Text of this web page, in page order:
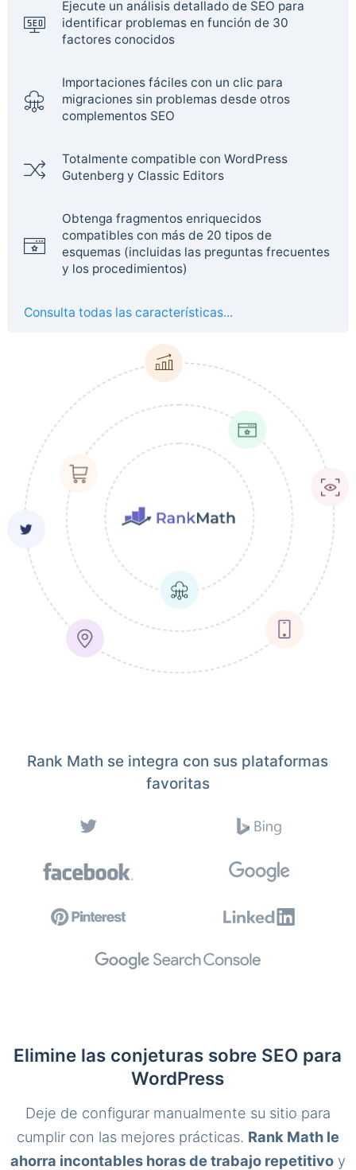
Ejecute un análisis detallado de SEO para
identificar problemas en función de 30
factores conocidos
Importaciones fáciles con un clic para
migraciones sin problemas desde otros
complementos SEO
Totalmente compatible con WordPress
Gutenberg y Classic Editors
Obtenga fragmentos enriquecidos
compatibles con más de 20 tipos de
esquemas (incluidas las preguntas frecuentes
y los procedimientos)
Consulta todas las características...
Rank Math se integra con sus plataformas
favoritas
Elimine las conjeturas sobre SEO para
WordPress
Deje de configurar manualmente su sitio para
cumplir con las mejores prácticas. Rank Math le
ahorra incontables horas de trabajo repetitivoy